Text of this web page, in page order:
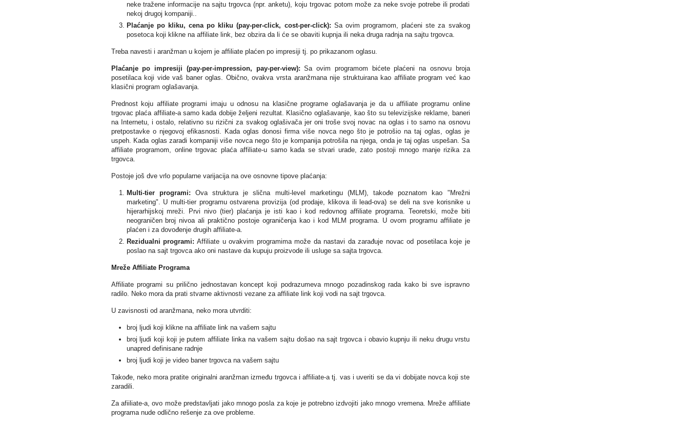
neke tražene informacije na sajtu trgovca (npr. anketu), koju trgovac potom može za neke svoje potrebe ili prodati
nekoj drugoj kompaniji..
Plaćanje po kliku, cena po kliku (pay-per-click, cost-per-click): Sa ovim programom, plaćeni ste za svakog
posetoca koji klikne na affiliate link, bez obzira da li će se obaviti kupnja ili neka druga radnja na sajtu trgovca.
Treba navesti i aranžman u kojem je affiliate plaćen po impresiji tj. po prikazanom oglasu.
Plaćanje po impresiji (pay-per-impression, pay-per-view):Sa ovim programom bićete plaćeni na osnovu broja
posetilaca koji vide vaš baner oglas. Obično, ovakva vrsta aranžmana nije struktuirana kao affiliate program već kao
klasični program oglašavanja.
Prednost koju affiliate programi imaju u odnosu na klasične programe oglašavanja je da u affiliate programu online
trgovac plaća affiliate-a samo kada dobije željeni rezultat. Klasično oglašavanje, kao što su televizijske reklame, baneri
na Internetu, i ostalo, relativno su rizični za svakog oglašivača jer oni troše svoj novac na oglas i to samo na osnovu
pretpostavke o njegovoj efikasnosti. Kada oglas donosi firma više novca nego što je potrošio na taj oglas, oglas je
uspeh. Kada oglas zaradi kompaniji više novca nego što je kompanija potrošila na njega, onda je taj oglas uspešan. Sa
affiliate programom, online trgovac plaća affiliate-u samo kada se stvari urade, zato postoji mnogo manje rizika za
trgovca.
Postoje još dve vrlo popularne varijacija na ove osnovne tipove plaćanja:
Multi-tier programi: Ova struktura je slična multi-level marketingu (MLM), takođe poznatom kao "Mrežni
marketing". U multi-tier programu ostvarena provizija (od prodaje, klikova ili lead-ova) se deli na sve korisnike u
hijerarhijskoj mreži. Prvi nivo (tier) plaćanja je isti kao i kod redovnog affiliate programa. Teoretski, može biti
neograničen broj nivoa ali praktično postoje ograničenja kao i kod MLM programa. U ovom programu affiliate je
plaćen i za dovođenje drugih affiliate-a.
Rezidualni programi:Affiliate u ovakvim programima može da nastavi da zarađuje novac od posetilaca koje je
poslao na sajt trgovca ako oni nastave da kupuju proizvode ili usluge sa sajta trgovca.
Mreže Affiliate Programa
Affiliate programi su prilično jednostavan koncept koji podrazumeva mnogo pozadinskog rada kako bi sve ispravno
radilo. Neko mora da prati stvarne aktivnosti vezane za affiliate link koji vodi na sajt trgovca.
U zavisnosti od aranžmana, neko mora utvrditi:
broj ljudi koji klikne na affiliate link na vašem sajtu
broj ljudi koji koji je putem affiliate linka na vašem sajtu došao na sajt trgovca i obavio kupnju ili neku drugu vrstu
unapred definisane radnje
broj ljudi koji je video baner trgovca na vašem sajtu
Takođe, neko mora pratite originalni aranžman između trgovca i affiliate-a tj. vas i uveriti se da vi dobijate novca koji ste
zaradili.
Za afiiliate-a, ovo može predstavljati jako mnogo posla za koje je potrebno izdvojiti jako mnogo vremena. Mreže affiliate
programa nude odlično rešenje za ove probleme.